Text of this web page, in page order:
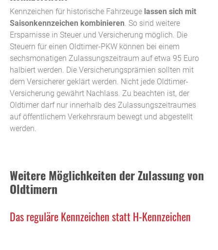
Kennzeichen für historische Fahrzeuge lassen sich mit
Saisonkennzeichen kombinieren. So sind weitere
Ersparnisse in Steuer und Versicherung möglich. Die
Steuern für einen Oldtimer-PKW können bei einem
sechsmonatigen Zulassungszeitraum auf etwa 95 Euro
halbiert werden. Die Versicherungsprämien sollten mit
dem Versicherer geklärt werden. Nicht jede Oldtimer-
Versicherung gewährt Nachlass. Zu beachten ist, der
Oldtimer darf nur innerhalb des Zulassungszeitraumes
auf öffentlichem Verkehrsraum bewegt und abgestellt
werden.
Weitere Möglichkeiten der Zulassung von
Oldtimern
Das reguläre Kennzeichen statt H-Kennzeichen